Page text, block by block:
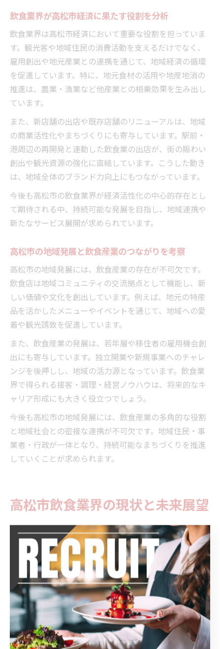
飲食業界が高松市経済に果たす役割を分析
飲食業界は高松市経済において重要な役割を担っていま
す。観光客や地域住民の消費活動を支えるだけでなく、
雇用創出や地元産業との連携を通じて、地域経済の循環
を促進しています。特に、地元食材の活用や地産地消の
推進は、農業・漁業など他産業との相乗効果を生み出し
ています。
また、新店舗の出店や既存店舗のリニューアルは、地域
の商業活性化やまちづくりにも寄与しています。駅前・
港周辺の再開発と連動した飲食業の出店が、街の賑わい
創出や観光資源の強化に直結しています。こうした動き
は、地域全体のブランド力向上にもつながっています。
今後も高松市の飲食業界が経済活性化の中心的存在とし
て期待される中、持続可能な発展を目指し、地域連携や
新たなサービス展開が求められています。
高松市の地域発展と飲食産業のつながりを考察
高松市の地域発展には、飲食産業の存在が不可欠です。
飲食店は地域コミュニティの交流拠点として機能し、新
しい価値や文化を創出しています。例えば、地元の特産
品を活かしたメニューやイベントを通じて、地域への愛
着や観光誘致を促進しています。
また、飲食産業の発展は、若年層や移住者の雇用機会創
出にも寄与しています。独立開業や新規事業へのチャレ
ンジを後押しし、地域の活力源となっています。飲食業
界で得られる接客・調理・経営ノウハウは、将来的なキ
ャリア形成にも大きく役立つでしょう。
今後も高松市の地域発展には、飲食産業の多角的な役割
と地域社会との密接な連携が不可欠です。地域住民・事
業者・行政が一体となり、持続可能なまちづくりを推進
していくことが求められます。
高松市飲食業界の現状と未来展望
高松市の飲食業界が直面する課題と変化
高松市の飲食業界は、全国的な物価高や原材料費の上
昇、さらには人手不足といった課題に直面しています。
特に近年は、消費者のニーズが多様化し、健康志向や地
産地消への関心が高まる中で、従来型のサービスやメニ
ュー構成だけでは集客が難しくなっています。
一方で、観光需要の回復や新店舗の出店計画が活発化し
ており、駅前や港周辺といったエリアごとの特性を活か